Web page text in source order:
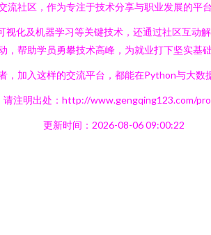
社区，作为专注于技术分享与职业发展的平
化及机器学习等关键技术，还通过社区互动
帮助学员勇攀技术高峰，为就业打下坚实基础
加入这样的交流平台，都能在Python与大数
请注明出处：http://www.gengqing123.com/
更新时间：2026-08-06 09:00:22